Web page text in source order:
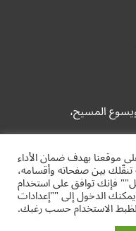
المسيح،
موقعنا بهدف ضمان الأداء
بين صفحاته وأقسامه،
فإنك توافق على استخدام
يمكنك الدخول إلى ""إعدادات
الاستخدام حسب رغبك.